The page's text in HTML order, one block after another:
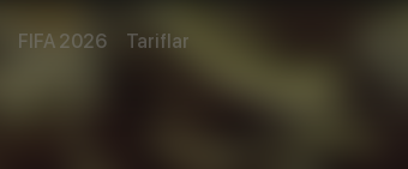
FIFA 2026 Tariflar